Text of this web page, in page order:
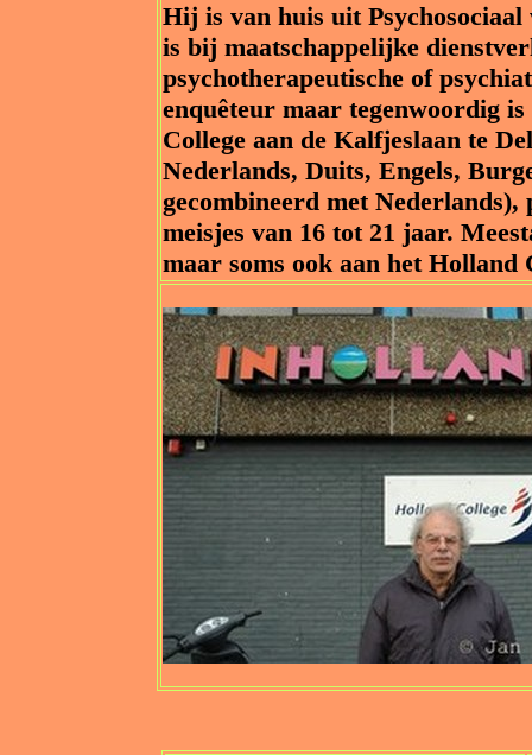
Hij is van huis uit
is bij maatschappelijke
psychotherapeutische of
enquêteur maar tegenwoordig
College aan de Kalfjeslaan te
Nederlands, Duits, Engels,
gecombineerd met Nederlands),
meisjes van 16 tot 21 jaar.
maar soms ook aan het